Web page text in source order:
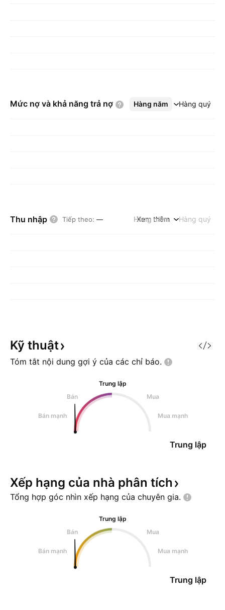
Mức nợ và khả năng trả nợ Hàng năm Hàng quý
Xem thêm
Thu nhập Tiếp theo: — Hàng năm Hàng quý
Xem thêm
Kỹ thuật
Tóm tắt nội dung gợi ý của các chỉ báo.
Trung lập
Bán
Mua
Bán mạnh Mua mạnh
Trung lập
Xếp hạng của nhà phân tích
Tổng hợp góc nhìn xếp hạng của chuyên gia.
Trung lập
Bán
Mua
Bán mạnh Mua mạnh
Trung lập